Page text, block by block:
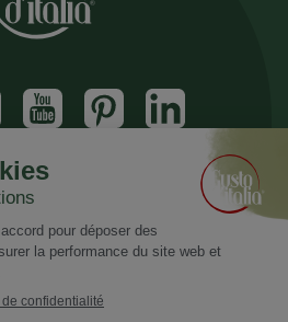
à notre newsletter
et promotions